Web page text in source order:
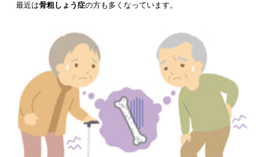
最近は骨粗しょう症の方も多くなっています。